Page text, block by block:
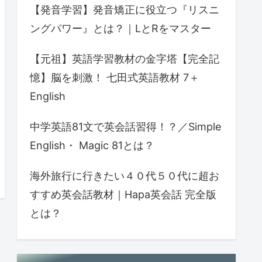
【発音学習】発音矯正に役立つ『リスニ
ングパワー』とは？｜LとRをマスター
【元祖】英語学習教材の金字塔【完全記
憶】脳を刺激！ 七田式英語教材 7＋
English
中学英語81文で英会話習得！？／Simple
English・ Magic 81とは？
海外旅行に行きたい４０代５０代に超お
すすめ英会話教材｜Hapa英会話 完全版
とは？